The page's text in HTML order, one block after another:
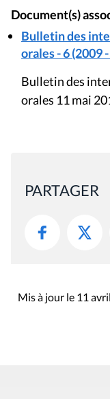
Document(s)
Bulletin des
orales - 6 (2009
Bulletin des
orales 11 mai
PARTAGER
Mis à jour le 11